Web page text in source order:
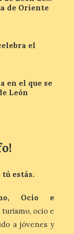
de Oriente
el
en el que se
León
tú estás.
Ocio e
turismo, ocio e
a jóvenes y